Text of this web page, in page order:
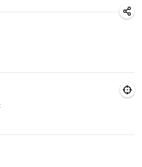
ベルギー
Lantaarn
ベルギー
Championship